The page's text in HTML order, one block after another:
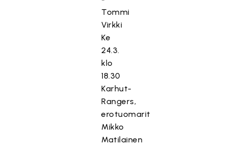
Tommi
Virkki
Ke
24.3.
klo
18.30
Karhut-
Rangers,
erotuomarit
Mikko
Matilainen